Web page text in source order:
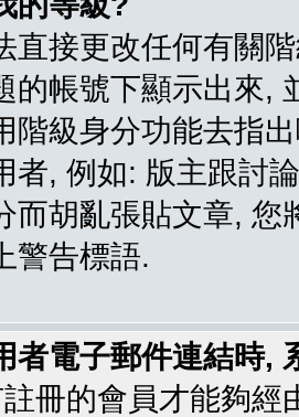
直接更改任何有關
的帳號下顯示出來,
階級身分功能去指
者, 例如: 版主跟討
而胡亂張貼文章,
警告標語.
者電子郵件連結時,
冊的會員才能夠